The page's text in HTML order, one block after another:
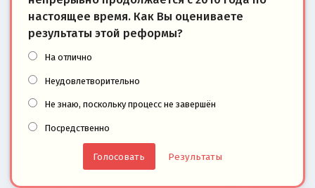
настоящее время. Как Вы оцениваете
результаты этой реформы?
На отлично
Неудовлетворительно
Не знаю, поскольку процесс не завершён
Посредственно
Результаты